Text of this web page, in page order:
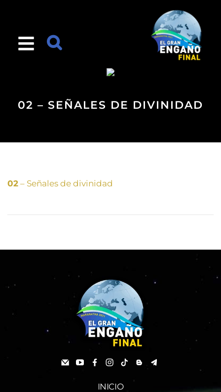
02 – SEÑALES DE DIVINIDAD
02 – Señales de divinidad
INICIO